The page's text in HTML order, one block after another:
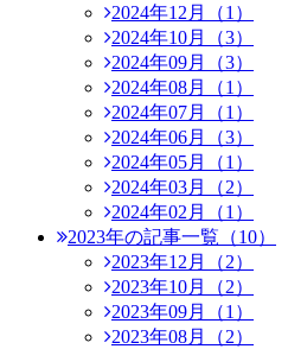
2024年12月（1）
2024年10月（3）
2024年09月（3）
2024年08月（1）
2024年07月（1）
2024年06月（3）
2024年05月（1）
2024年03月（2）
2024年02月（1）
2023年の記事一覧（10）
2023年12月（2）
2023年10月（2）
2023年09月（1）
2023年08月（2）